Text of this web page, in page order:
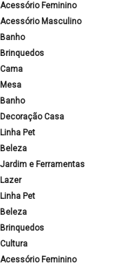
Acessório Feminino
Acessório Masculino
Banho
Brinquedos
Cama
Mesa
Banho
Decoração Casa
Linha Pet
Beleza
Jardim e Ferramentas
Lazer
Linha Pet
Beleza
Brinquedos
Cultura
Acessório Feminino